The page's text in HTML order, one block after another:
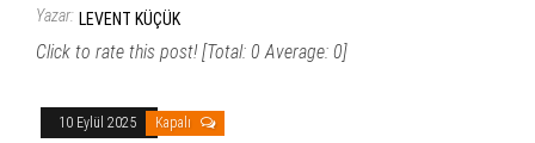
Yazar: LEVENT KÜÇÜK
Click to rate this post! [Total: 0 Average: 0]
10 Eylül 2025 Kapalı